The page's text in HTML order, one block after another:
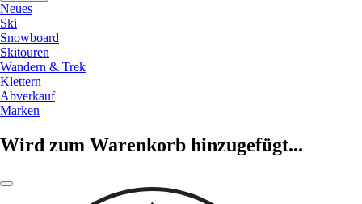
Neues
Ski
Snowboard
Skitouren
Wandern & Trek
Klettern
Abverkauf
Marken
Wird zum Warenkorb hinzugefügt...